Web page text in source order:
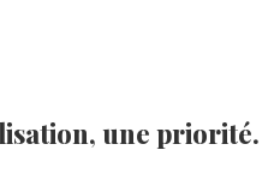
une priorité.